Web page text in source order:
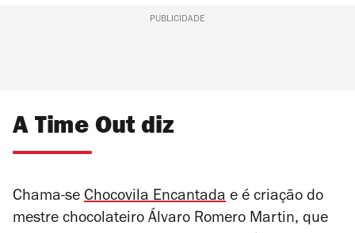
PUBLICIDADE
A Time Out diz
Chama-se Chocovila Encantada e é criação do
mestre chocolateiro Álvaro Romero Martin, que